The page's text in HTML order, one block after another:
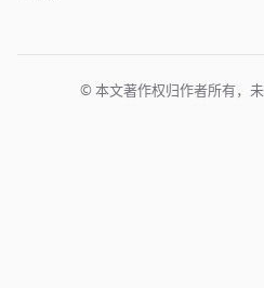
© 本文著作权归作者所有，未